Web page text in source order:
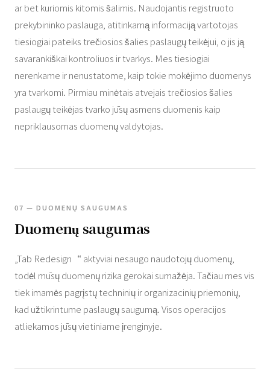
ar bet kuriomis kitomis šalimis. Naudojantis registruoto
prekybininko paslauga, atitinkamą informaciją vartotojas
tiesiogiai pateiks trečiosios šalies paslaugų teikėjui, o jis ją
savarankiškai kontroliuos ir tvarkys. Mes tiesiogiai
nerenkame ir nenustatome, kaip tokie mokėjimo duomenys
yra tvarkomi. Pirmiau minėtais atvejais trečiosios šalies
paslaugų teikėjas tvarko jūsų asmens duomenis kaip
nepriklausomas duomenų valdytojas.
07 — DUOMENŲ SAUGUMAS
Duomenų saugumas
„Tab Redesign“ aktyviai nesaugo naudotojų duomenų,
todėl mūsų duomenų rizika gerokai sumažėja. Tačiau mes vis
tiek imamės pagrįstų techninių ir organizacinių priemonių,
kad užtikrintume paslaugų saugumą. Visos operacijos
atliekamos jūsų vietiniame įrenginyje.